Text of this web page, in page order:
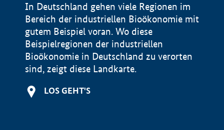
In Deutschland gehen viele Regionen im
Bereich der industriellen Bioökonomie mit
gutem Beispiel voran. Wo diese
Beispielregionen der industriellen
Bioökonomie in Deutschland zu verorten
sind, zeigt diese Landkarte.
LOS GEHT'S